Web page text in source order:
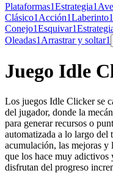
Plataformas1Estrategia1
Clásico1 Acción1Laberinto1
Conejo1Esquivar1
Oleadas1 Arrastrar y soltar1
Juego Idle
Los juegos Idle Clicker se
del jugador, donde la
para generar recursos o
automatizada a lo largo del
acumulación, las mejoras
que los hace muy adictivos
disfrutan del progreso